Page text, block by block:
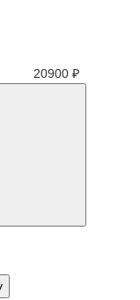
20900 ₽